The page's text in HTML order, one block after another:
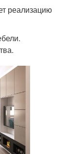
реализацию